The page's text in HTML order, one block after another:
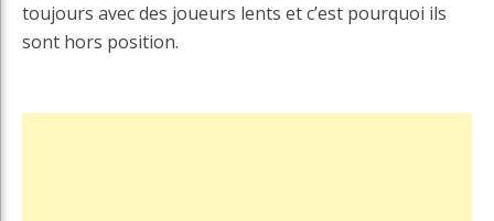
toujours avec des joueurs lents et c’est pourquoi ils
sont hors position.